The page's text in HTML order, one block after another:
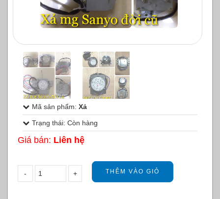
Mã sản phẩm: Xả
Trạng thái: Còn hàng
Giá bán: Liên hệ